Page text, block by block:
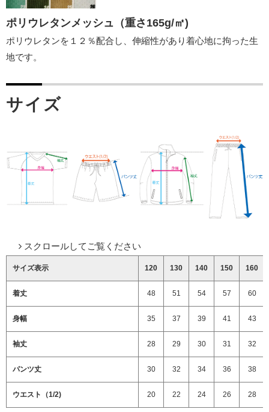
ポリウレタンメッシュ（重さ165g/㎡)
ポリウレタンを１２％配合し、伸縮性があり着心地に拘った生
地です。
サイズ
スクロールしてご覧ください
サイズ表示 120 130 140 150 160
着丈 48 51 54 57 60
身幅 35 37 39 41 43
袖丈 28 29 30 31 32
パンツ丈 30 32 34 36 38
ウエスト（1/2) 20 22 24 26 28